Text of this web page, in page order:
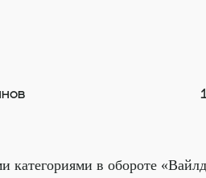
категориями в обороте